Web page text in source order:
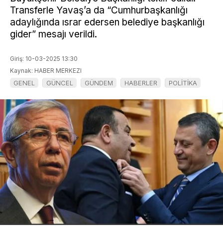
Transferle Yavaş’a da “Cumhurbaşkanlığı
adaylığında ısrar edersen belediye başkanlığı
gider” mesajı verildi.
Giriş: 10-03-2025 13:30
Kaynak: HABER MERKEZI
GENEL GÜNCEL GÜNDEM HABERLER POLİTİKA